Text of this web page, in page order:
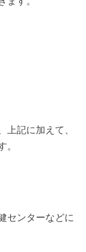
上記に加えて、
。
センターなどに